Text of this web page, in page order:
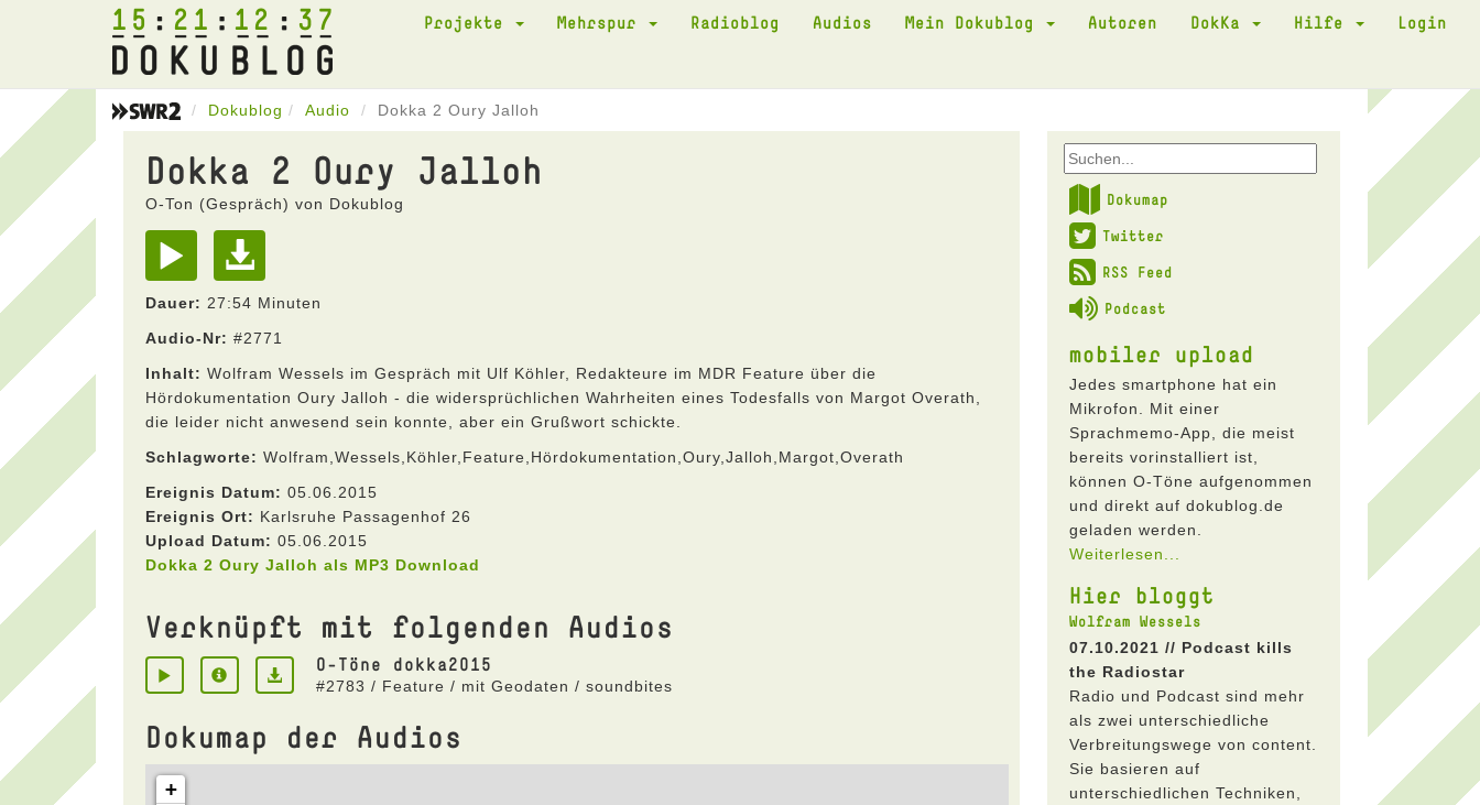
15 21 12 37 Projekte Mehrspur Radioblog Audios Mein Dokublog Autoren DokKa Hilfe Login
Dokublog Audio Dokka 2 Oury Jalloh
Dokka 2 Oury Jalloh
O-Ton (Gespräch) von Dokublog
Dauer: 27:54 Minuten
Audio-Nr: #2771
Inhalt: Wolfram Wessels im Gespräch mit Ulf Köhler, Redakteure im MDR Feature über die
Hördokumentation Oury Jalloh - die widersprüchlichen Wahrheiten eines Todesfalls von Margot Overath,
die leider nicht anwesend sein konnte, aber ein Grußwort schickte.
Schlagworte: Wolfram,Wessels,Köhler,Feature,Hördokumentation,Oury,Jalloh,Margot,Overath
Ereignis Datum: 05.06.2015
Ereignis Ort: Karlsruhe Passagenhof 26
Upload Datum: 05.06.2015
Dokka 2 Oury Jalloh als MP3 Download
Verknüpft mit folgenden Audios
O-Töne dokka2015
#2783 / Feature / mit Geodaten / soundbites
Dokumap der Audios
Dokumap
Twitter
RSS Feed
Podcast
mobiler upload
Jedes smartphone hat ein
Mikrofon. Mit einer
Sprachmemo-App, die meist
bereits vorinstalliert ist,
können O-Töne aufgenommen
und direkt auf dokublog.de
geladen werden.
Weiterlesen...
Hier bloggt
Wolfram Wessels
07.10.2021 // Podcast kills
the Radiostar
Radio und Podcast sind mehr
als zwei unterschiedliche
Verbreitungswege von content.
Sie basieren auf
unterschiedlichen Techniken,